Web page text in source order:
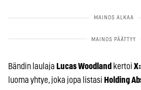
Bändin laulaja Lucas Woodland kertoi
luoma yhtye, joka jopa listasi Holding